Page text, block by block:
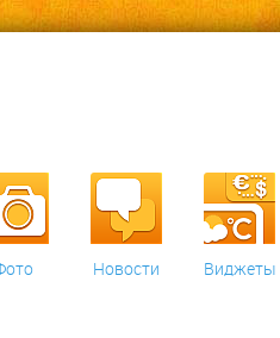
Новости Виджеты